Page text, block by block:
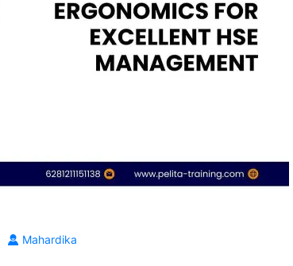
Mahardika